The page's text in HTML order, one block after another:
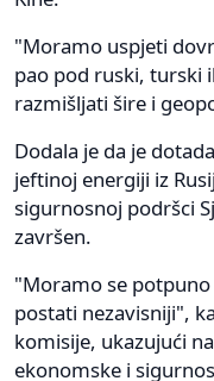
"Moramo uspjeti
pao pod ruski, turski
razmišljati šire i
Dodala je da je
jeftinoj energiji iz
sigurnosnoj podršci
završen.
"Moramo se
postati nezavisniji",
komisije, ukazujući
ekonomske i